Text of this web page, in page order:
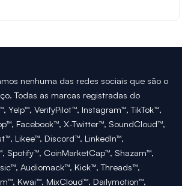
nenhuma das redes sociais que são o
Todas as marcas registradas do
Yelp™, VerifyPilot™, Instagram™, TikTok™,
Facebook™, X-Twitter™, SoundCloud™,
Likee™, Discord™, LinkedIn™,
Spotify™, CoinMarketCap™, Shazam™,
Audiomack™, Kick™, Threads™,
Kwai™, MixCloud™, Dailymotion™,